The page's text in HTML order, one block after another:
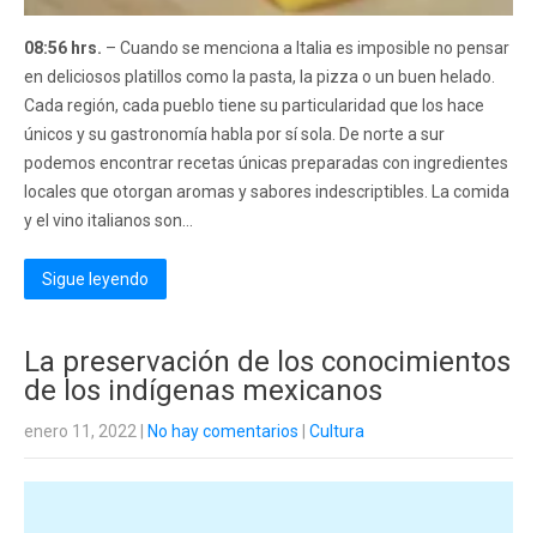
08:56 hrs. – Cuando se menciona a Italia es imposible no pensar
en deliciosos platillos como la pasta, la pizza o un buen helado.
Cada región, cada pueblo tiene su particularidad que los hace
únicos y su gastronomía habla por sí sola. De norte a sur
podemos encontrar recetas únicas preparadas con ingredientes
locales que otorgan aromas y sabores indescriptibles. La comida
y el vino italianos son...
Sigue leyendo
La preservación de los conocimientos
de los indígenas mexicanos
enero 11, 2022 No hay comentarios Cultura